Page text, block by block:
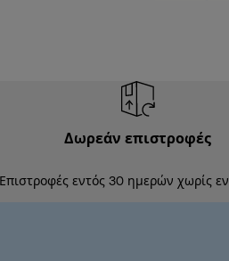
Δωρεάν επιστροφές
Επιστροφές εντός 30 ημερών χωρίς